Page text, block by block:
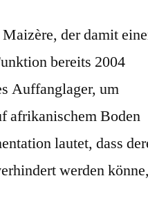
der damit
bereits 2004
Auffanglager, um
afrikanischem Boden
lautet, dass
werden könne,